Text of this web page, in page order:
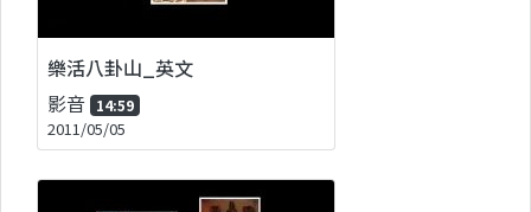
樂活八卦山_英文
影音 14:59
2011/05/05